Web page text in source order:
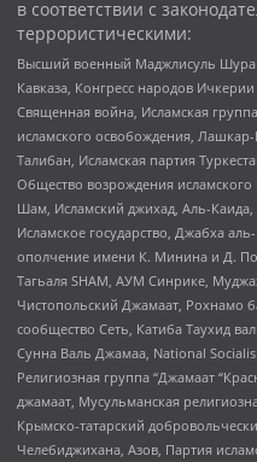
в соответствии с
террористическими:
Высший военный Маджлисуль
Кавказа, Конгресс народов
Священная война, Исламская
исламского освобождения,
Талибан, Исламская партия
Общество возрождения
Шам, Исламский джихад, Аль-
Исламское государство, Джабха
ополчение имени К. Минина и Д.
Тагьаля SHAM, АУМ Синрике,
Чистопольский Джамаат, Рохнамо
сообщество Сеть, Катиба Таухид
Сунна Валь Джамаа, National
Религиозная группа “Джамаат
джамаат, Мусульманская
Крымско-татарский
Челебиджихана, Азов, Партия